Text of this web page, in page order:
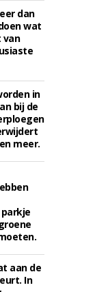
dan
wat
van
in
bij de
meer.
aan de
In